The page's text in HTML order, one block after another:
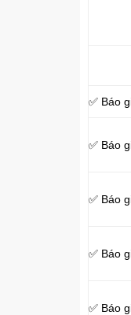
✅ Báo
✅ Báo
✅ Báo
✅ Báo
✅ Báo